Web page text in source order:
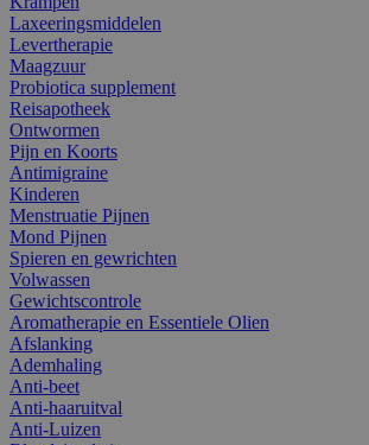
Laxeeringsmiddelen
Levertherapie
Maagzuur
Probiotica supplement
Reisapotheek
Ontwormen
Pijn en Koorts
Antimigraine
Kinderen
Menstruatie Pijnen
Mond Pijnen
Spieren en gewrichten
Volwassen
Gewichtscontrole
Aromatherapie en Essentiele Olien
Afslanking
Ademhaling
Anti-beet
Anti-haaruitval
Anti-Luizen